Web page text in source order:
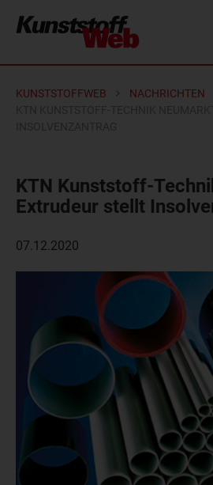
KUNSTSTOFFWEB NACHRICHTEN
KTN Kunststoff-
Extrudeur stellt
07.12.2020